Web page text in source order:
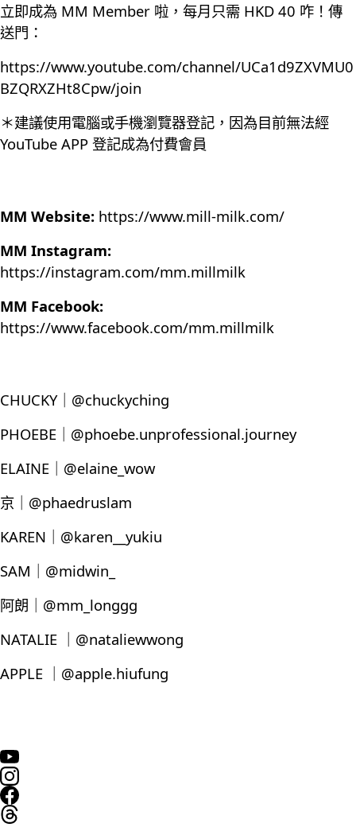
立即成為 MM Member 啦，每月只需 HKD 40 咋！傳
送門：
https://www.youtube.com/channel/UCa1d9ZXVMU0
BZQRXZHt8Cpw/join
＊建議使用電腦或手機瀏覽器登記，因為目前無法經
YouTube APP 登記成為付費會員
MM Website: https://www.mill-milk.com/
MM Instagram:
https://instagram.com/mm.millmilk
MM Facebook:
https://www.facebook.com/mm.millmilk
CHUCKY｜@chuckyching
PHOEBE｜@phoebe.unprofessional.journey
ELAINE｜@elaine_wow
京｜@phaedruslam
KAREN｜@karen__yukiu
SAM｜@midwin_
阿朗｜@mm_longgg
NATALIE ｜@nataliewwong
APPLE ｜@apple.hiufung